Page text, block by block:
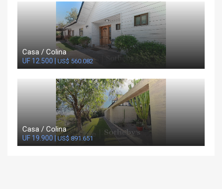
Casa / Colina
UF 12.500 | US$ 560.082
Casa / Colina
UF 19.900 |US$ 891.651